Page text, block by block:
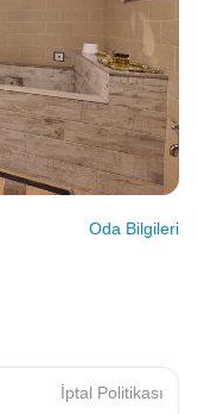
Oda Bilgileri
İptal Politikası